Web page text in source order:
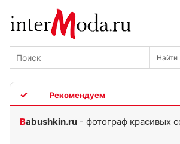
Babushkin.ru - фотограф красивых